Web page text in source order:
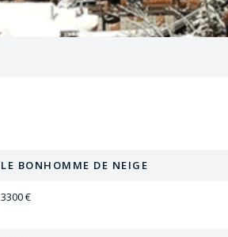
LE BONHOMME DE NEIGE
3300 €